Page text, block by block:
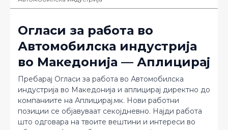
Огласи за работа во
Автомобилска индустрија
во Македонија — Аплицирај
Пребарај Огласи за работа во Автомобилска
индустрија во Македонија и аплицирај директно до
компаниите на Аплицирај.мк. Нови работни
позиции се објавуваат секојдневно. Најди работа
што одговара на твоите вештини и интереси во